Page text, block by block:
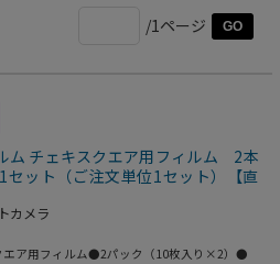
/1ページ GO
ム チェキスクエア用フィルム 2本
ット（ご注文単位1セット）【直
カメラ
ア用フィルム●2パック（10枚入り×2）●